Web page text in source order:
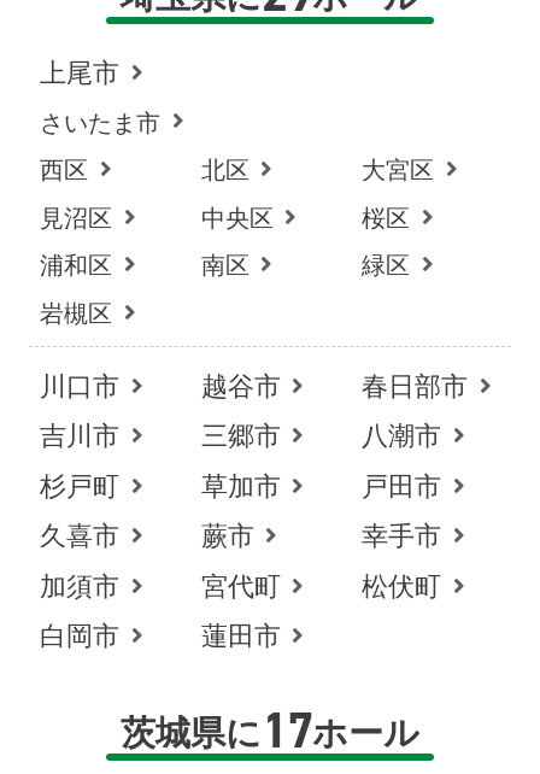
上尾市
さいたま市
西区
北区
大宮区
見沼区
中央区
桜区
浦和区
南区
緑区
岩槻区
川口市 越谷市
春日部市
吉川市
三郷市
八潮市
杉戸町
草加市
戸田市
久喜市
蕨市
幸手市
加須市
宮代町
松伏町
白岡市
蓮田市
茨城県に 17ホール